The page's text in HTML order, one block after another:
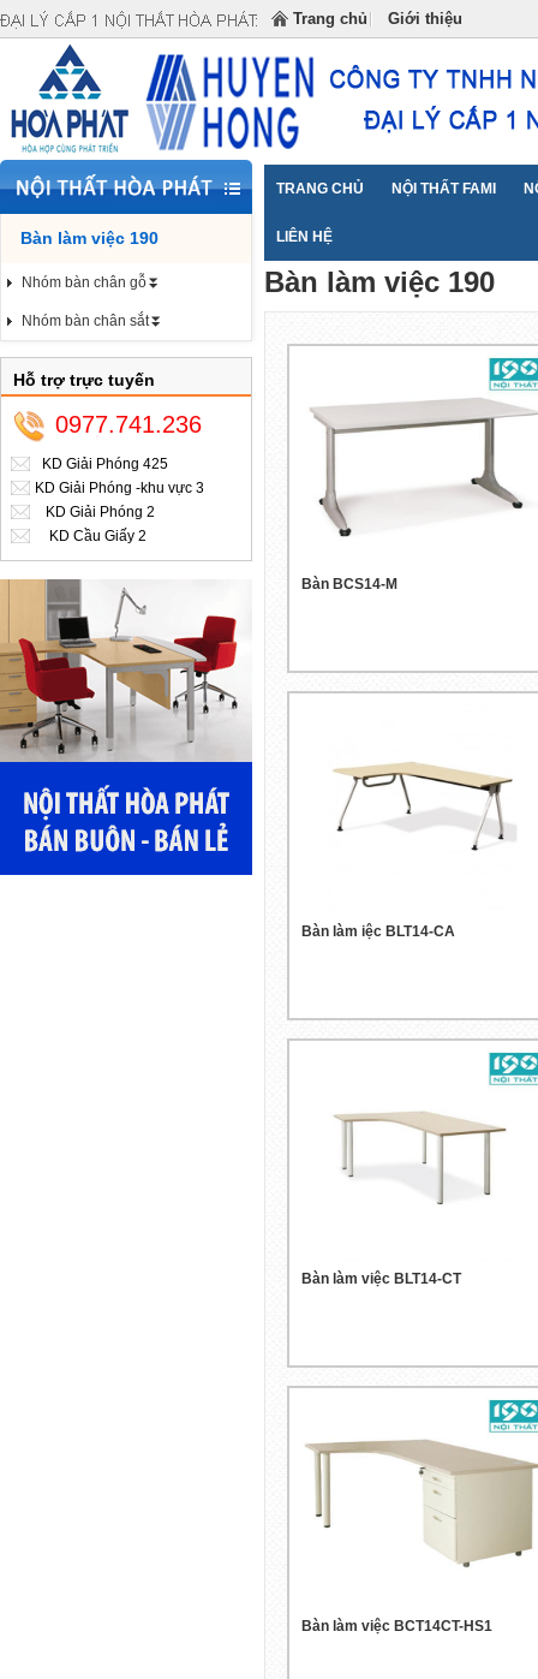
Trang chủ Giới thiệu
Đại lý cấp 1 Nội Thất Hòa Phát cung cấp NỘI THẤT
TRANG CHỦ NỘI THẤT FAMI
LIÊN HỆ
Bàn làm việc 190
Nhóm bàn chân gỗ⏬
Nhóm bàn chân sắt⏬
Hỗ trợ trực tuyến
0977.741.236
KD Giải Phóng 425
KD Giải Phóng -khu vực 3
KD Giải Phóng 2
KD Cầu Giấy 2
Trang chủ
Bàn làm việc 190
Bàn BCS14-M
Bàn làm iệc BLT14-CA
Bàn làm việc BLT14-CT
Bàn làm việc BCT14CT-HS1